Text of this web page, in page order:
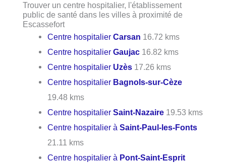
Trouver un centre hospitalier, l'établissement
public de santé dans les villes à proximité de
Escassefort
Centre hospitalierCarsan 16.72 kms
Centre hospitalierGaujac 16.82 kms
Centre hospitalier Uzès 17.26 kms
Centre hospitalier Bagnols-sur-Cèze
19.48 kms
Centre hospitalierSaint-Nazaire 19.53 kms
Centre hospitalier àSaint-Paul-les-Fonts
21.11 kms
Centre hospitalier à Pont-Saint-Esprit